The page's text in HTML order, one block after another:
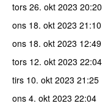
tors 26. okt 2023 20:20
ons 18. okt 2023 21:10
ons 18. okt 2023 12:49
tors 12. okt 2023 22:04
tirs 10. okt 2023 21:25
ons 4. okt 2023 22:04